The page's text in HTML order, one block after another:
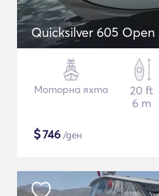
Quicksilver 605 Open
Моторна яхта
20 ft
6 m
$746 /ден